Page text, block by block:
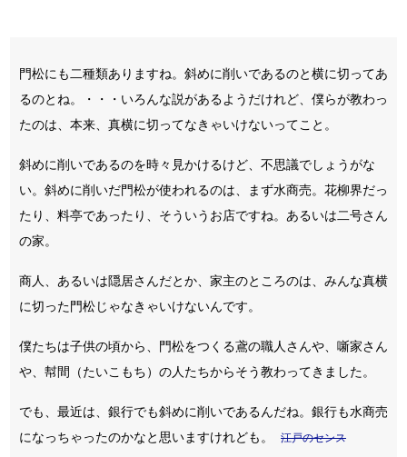
門松にも二種類ありますね。斜めに削いであるのと横に切ってあ
るのとね。・・・いろんな説があるようだけれど、僕らが教わっ
たのは、本来、真横に切ってなきゃいけないってこと。
斜めに削いであるのを時々見かけるけど、不思議でしょうがな
い。斜めに削いだ門松が使われるのは、まず水商売。花柳界だっ
たり、料亭であったり、そういうお店ですね。あるいは二号さん
の家。
商人、あるいは隠居さんだとか、家主のところのは、みんな真横
に切った門松じゃなきゃいけないんです。
僕たちは子供の頃から、門松をつくる鳶の職人さんや、噺家さん
や、幇間（たいこもち）の人たちからそう教わってきました。
でも、最近は、銀行でも斜めに削いであるんだね。銀行も水商売
になっちゃったのかなと思いますけれども。 江戸のセンス